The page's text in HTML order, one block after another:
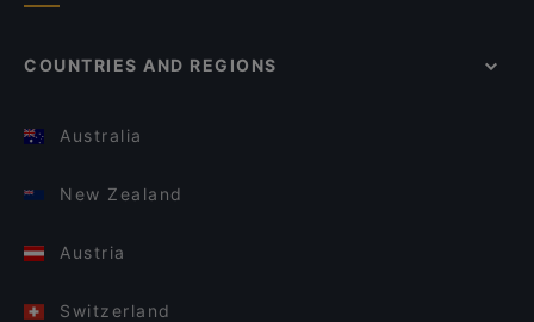
COUNTRIES AND REGIONS
Australia
New Zealand
Austria
Switzerland